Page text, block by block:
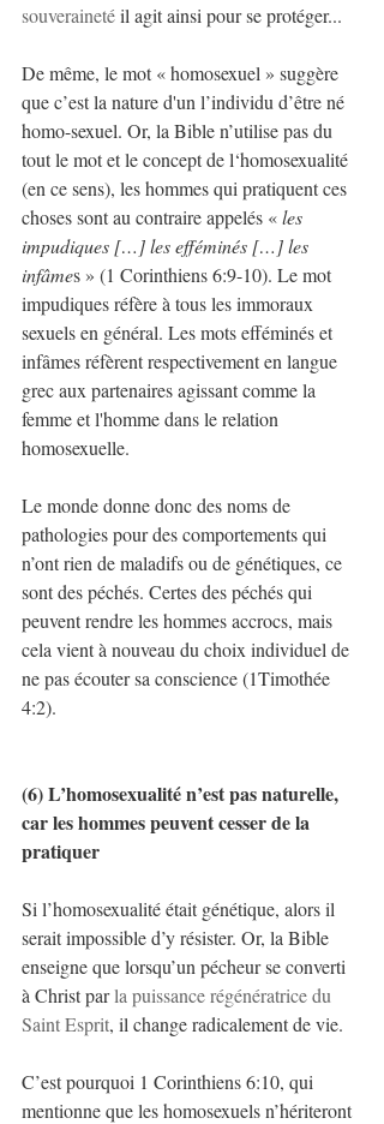
souveraineté il agit ainsi pour se protéger...
De même, le mot « homosexuel » suggère
que c’est la nature d'un l’individu d’être né
homo-sexuel. Or, la Bible n’utilise pas du
tout le mot et le concept de l‘homosexualité
(en ce sens), les hommes qui pratiquent ces
choses sont au contraire appelés « les
impudiques […] les efféminés […] les
infâmes » (1 Corinthiens 6:9-10). Le mot
impudiques réfère à tous les immoraux
sexuels en général. Les mots efféminés et
infâmes réfèrent respectivement en langue
grec aux partenaires agissant comme la
femme et l'homme dans le relation
homosexuelle.
Le monde donne donc des noms de
pathologies pour des comportements qui
n’ont rien de maladifs ou de génétiques, ce
sont des péchés. Certes des péchés qui
peuvent rendre les hommes accrocs, mais
cela vient à nouveau du choix individuel de
ne pas écouter sa conscience (1Timothée
4:2).
(6) L’homosexualité n’est pas naturelle,
car les hommes peuvent cesser de la
pratiquer
Si l’homosexualité était génétique, alors il
serait impossible d’y résister. Or, la Bible
enseigne que lorsqu’un pécheur se converti
à Christ par la puissance régénératrice du
Saint Esprit, il change radicalement de vie.
C’est pourquoi 1 Corinthiens 6:10, qui
mentionne que les homosexuels n’hériteront